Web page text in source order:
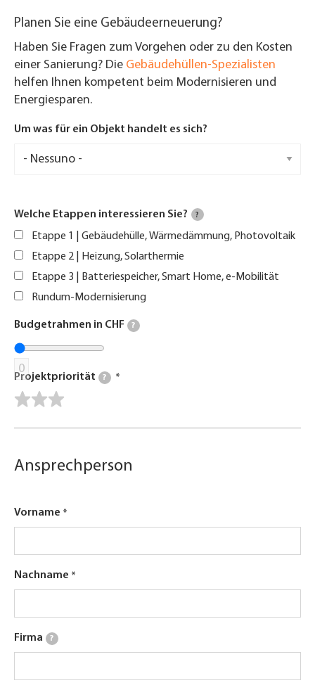
Planen Sie eine Gebäudeerneuerung?
Haben Sie Fragen zum Vorgehen oder zu den Kosten
einer Sanierung? Die Gebäudehüllen-Spezialisten
helfen Ihnen kompetent beim Modernisieren und
Energiesparen.
Um was für ein Objekt handelt es sich?
Welche Etappen interessieren Sie? ?
Etappe 1 | Gebäudehülle, Wärmedämmung, Photovoltaik
Etappe 2 | Heizung, Solarthermie
Etappe 3 | Batteriespeicher, Smart Home, e-Mobilität
Rundum-Modernisierung
Budgetrahmen in CHF ?
0
Projektpriorität ?
Ansprechperson
Vorname
Nachname
Firma ?